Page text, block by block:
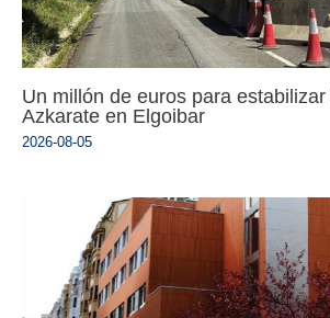
Un millón de euros para
Azkarate en Elgoibar
2026-08-05